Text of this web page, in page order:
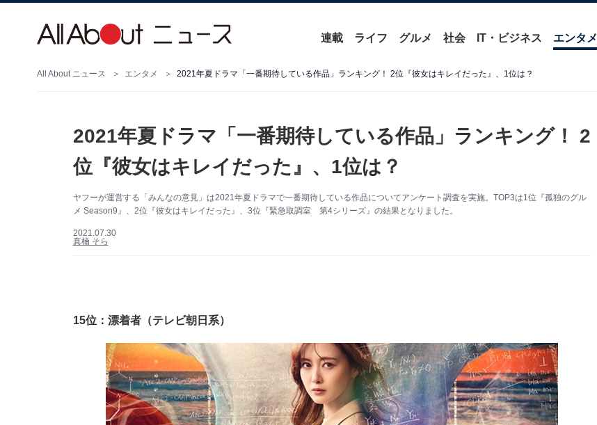
連載 ライフ グルメ 社会 IT・ビジネス エンタメ
All About ニュース エンタメ 2021年夏ドラマ「一番期待している作品」ランキング！ 2位『彼女はキレイだった』、1位は？
2021年夏ドラマ「一番期待している作品」ランキング！ 2
位『彼女はキレイだった』、1位は？
ヤフーが運営する「みんなの意見」は2021年夏ドラマで一番期待している作品についてアンケート調査を実施。TOP3は1位『孤独のグル
メ Season9』、2位『彼女はキレイだった』、3位『緊急取調室 第4シリーズ』の結果となりました。
2021.07.30
真楠 そら
15位：漂着者（テレビ朝日系）